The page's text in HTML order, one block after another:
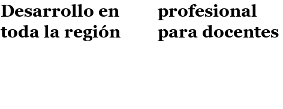
Desarrollo en
toda la región
profesional
para docentes